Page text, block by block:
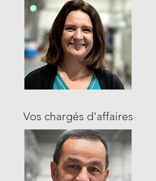
Vos chargés d'affaires